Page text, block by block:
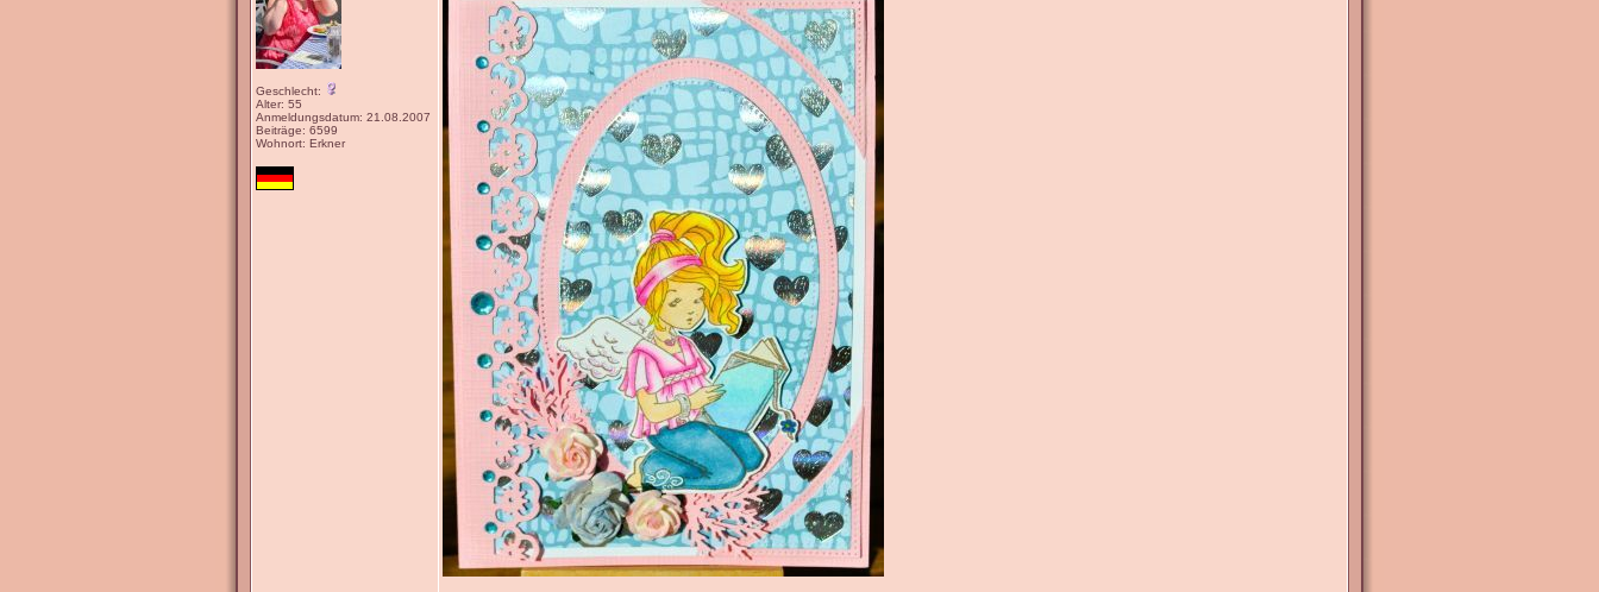
Geschlecht:
Alter: 55
Anmeldungsdatum: 21.08.2007
Beiträge: 6599
Wohnort: Erkner